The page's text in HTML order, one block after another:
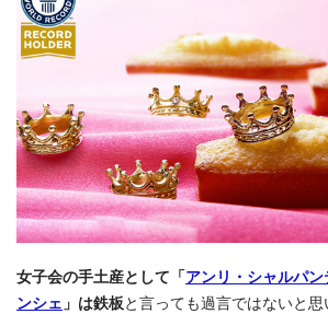
女子会の手土産として「 アンリ・シャルパン
ンシェ 」は鉄板と言っても過言ではないと